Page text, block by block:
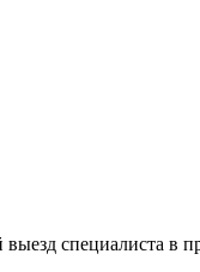
специалиста в